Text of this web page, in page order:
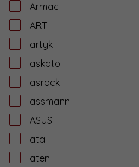
Armac
ART
artyk
askato
asrock
assmann
ASUS
ata
aten